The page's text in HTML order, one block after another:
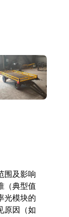
围及影响
（典型值
光模块的
原因（如